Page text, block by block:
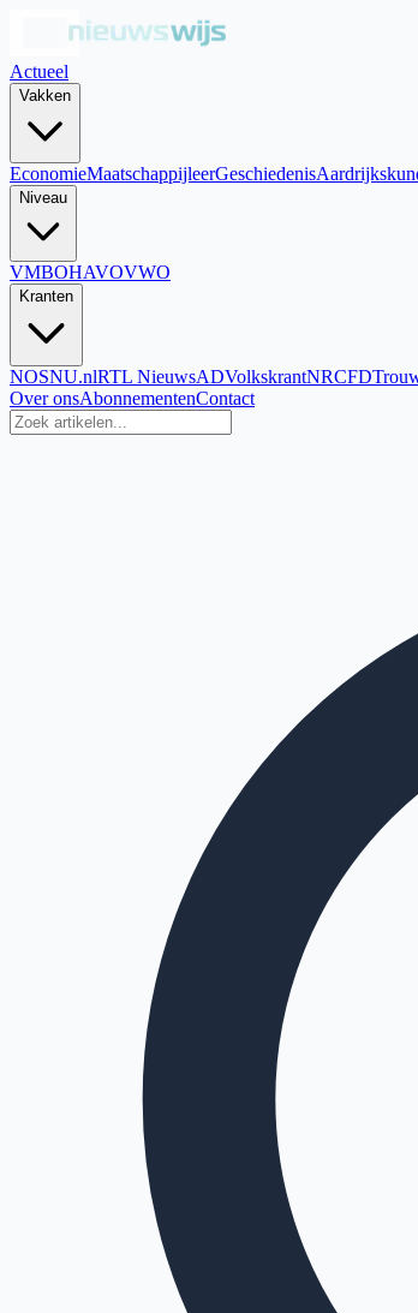
Actueel
Vakken
EconomieMaatschappijleerGeschiedenis
Niveau
VMBOHAVOVWO
Kranten
NOSNU.nlRTL NieuwsADVolkskrantNRCFD
Over onsAbonnementenContact